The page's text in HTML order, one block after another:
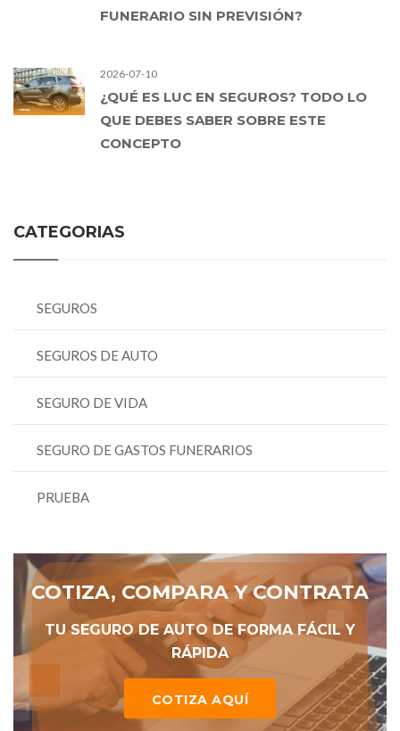
FUNERARIO SIN PREVISIÓN?
2026-07-10
¿QUÉ ES LUC EN SEGUROS? TODO LO
QUE DEBES SABER SOBRE ESTE
CONCEPTO
CATEGORIAS
SEGUROS
SEGUROS DE AUTO
SEGURO DE VIDA
SEGURO DE GASTOS FUNERARIOS
PRUEBA
COTIZA, COMPARA Y CONTRATA
TU SEGURO DE AUTO DE FORMA FÁCIL Y
RÁPIDA
COTIZA AQUÍ